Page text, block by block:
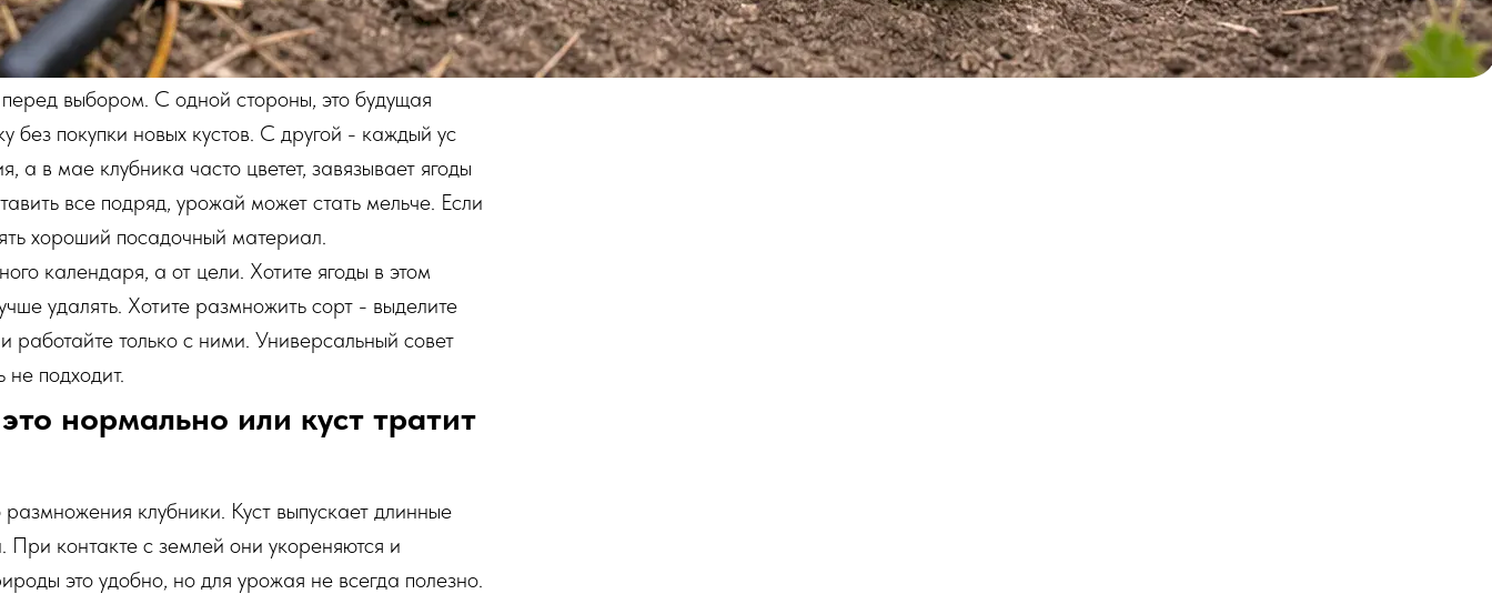
выбором. С одной стороны, это будущая
без покупки новых кустов. С другой - каждый ус
а в мае клубника часто цветет, завязывает ягоды
все подряд, урожай может стать мельче. Если
хороший посадочный материал.
календаря, а от цели. Хотите ягоды в этом
удалять. Хотите размножить сорт - выделите
работайте только с ними. Универсальный совет
не подходит.
нормально или куст тратит
клубники. Куст выпускает длинные
При контакте с землей они укореняются и
это удобно, но для урожая не всегда полезно.